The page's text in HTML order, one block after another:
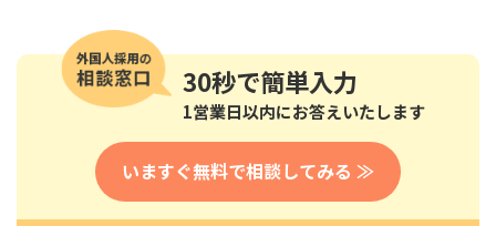
30秒で簡単入力
1営業日以内にお答えいたします
いますぐ無料で相談してみる ≫